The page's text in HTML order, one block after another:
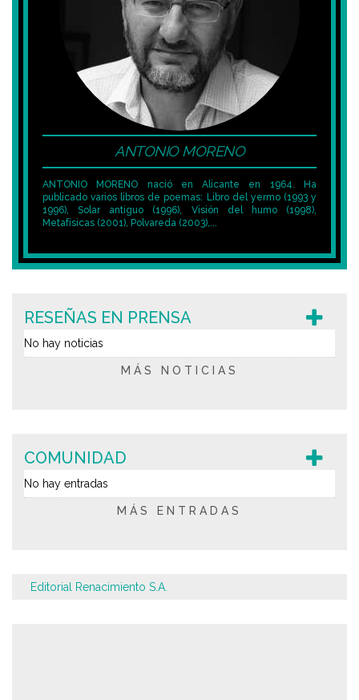
ANTONIO MORENO
ANTONIO MORENO nació en Alicante en 1964. Ha
publicado varios libros de poemas: Libro del yermo (1993 y
1996), Solar antiguo (1996), Visión del humo (1998),
Metafísicas (2001), Polvareda (2003),...
RESEÑAS EN PRENSA
No hay noticias
MÁS NOTICIAS
COMUNIDAD
No hay entradas
MÁS ENTRADAS
Editorial Renacimiento S.A.